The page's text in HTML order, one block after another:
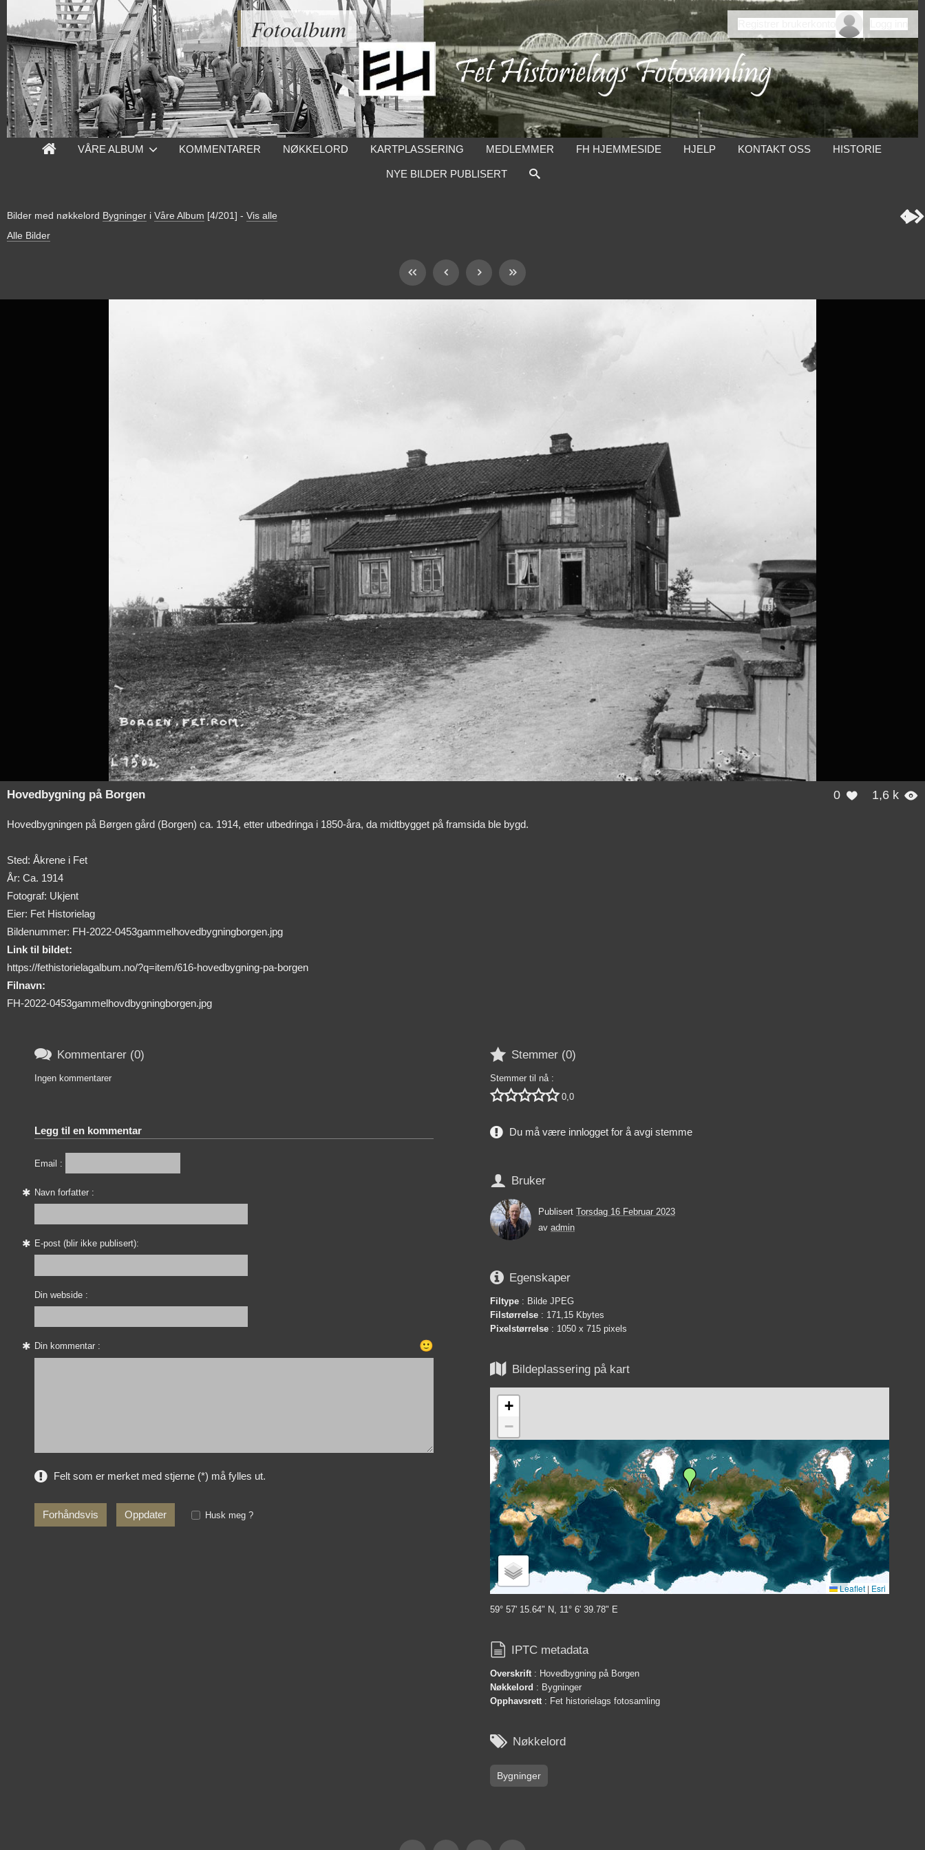
Fotoalbum
VÅRE ALBUM KOMMENTARER NØKKELORD KARTPLASSERING MEDLEMMER FH HJEMMESIDE HJELP KONTAKT OSS HISTORIE
NYE BILDER PUBLISERT
Bilder med nøkkelord Bygninger i Våre Album [4/201] - Vis alle
Alle Bilder

0  1,6 k 
Hovedbygning på Borgen
Hovedbygningen på Børgen gård (Borgen) ca. 1914, etter utbedringa i 1850-åra, da midtbygget på framsida ble bygd.
Sted: Åkrene i Fet
År: Ca. 1914
Fotograf: Ukjent
Eier: Fet Historielag
Bildenummer: FH-2022-0453gammelhovedbygningborgen.jpg
Link til bildet:
https://fethistorielagalbum.no/?q=item/616-hovedbygning-pa-borgen
Filnavn:
FH-2022-0453gammelhovdbygningborgen.jpg
 Stemmer (0)
Stemmer til nå :
 0,0
Du må være innlogget for å avgi stemme
 Bruker
Publisert Torsdag 16 Februar 2023
av admin
 Egenskaper
Filtype : Bilde JPEG
Filstørrelse : 171,15 Kbytes
Pixelstørrelse : 1050 x 715 pixels
 Bildeplassering på kart
+
−
Leaflet | Esri
59° 57' 15.64" N, 11° 6' 39.78" E
 IPTC metadata
Overskrift: Hovedbygning på Borgen
Nøkkelord : Bygninger
Opphavsrett: Fet historielags fotosamling
 Nøkkelord
Bygninger
 Kommentarer (0)
Ingen kommentarer
Legg til en kommentar
Email :
Navn forfatter :
E-post (blir ikke publisert):
Din webside :
Din kommentar : 🙂
Felt som er merket med stjerne (*) må fylles ut.
Husk meg ?